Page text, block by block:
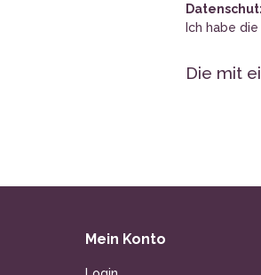
Ich habe die
Die mit
Mein Konto